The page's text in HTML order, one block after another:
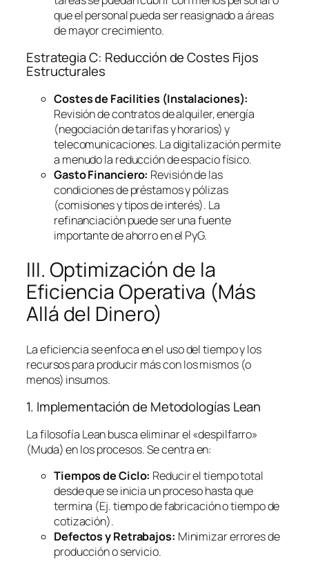
que el personal pueda ser reasignado a áreas
de mayor crecimiento.
Estrategia C: Reducción de Costes Fijos
Estructurales
Costes de Facilities (Instalaciones):
Revisión de contratos de alquiler, energía
(negociación de tarifas y horarios) y
telecomunicaciones. La digitalización permite
a menudo la reducción de espacio físico.
Gasto Financiero: Revisión de las
condiciones de préstamos y pólizas
(comisiones y tipos de interés). La
refinanciación puede ser una fuente
importante de ahorro en el PyG.
III. Optimización de la
Eficiencia Operativa (Más
Allá del Dinero)
La eficiencia se enfoca en el uso del tiempo y los
recursos para producir más con los mismos (o
menos) insumos.
1. Implementación de Metodologías Lean
La filosofía Leanbusca eliminar el «despilfarro»
(Muda) en los procesos. Se centra en:
Tiempos de Ciclo: Reducir el tiempo total
desde que se inicia un proceso hasta que
termina (Ej. tiempo de fabricación o tiempo de
cotización).
Defectos y Retrabajos: Minimizar errores de
producción o servicio.